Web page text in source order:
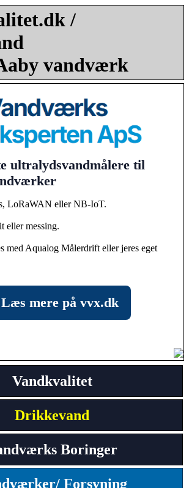
/
vandværk
ultralydsvandmålere til
LoRaWAN eller NB-IoT.
eller messing.
med Aqualog Målerdrift eller jeres eget
Læs mere på vvx.dk
Vandkvalitet
Drikkevand
Boringer
Forsyning